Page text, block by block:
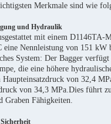
Merkmale sind wie
und Hydraulik
mit einem D1146TA-
eine Nennleistung von 151 kW
System: Der Bagger
die eine höhere
von 32,4
von 34,3 MPa.Dies führt
Graben Fähigkeiten.